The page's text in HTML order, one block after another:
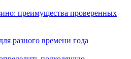
преимущества проверенных
разного времени года